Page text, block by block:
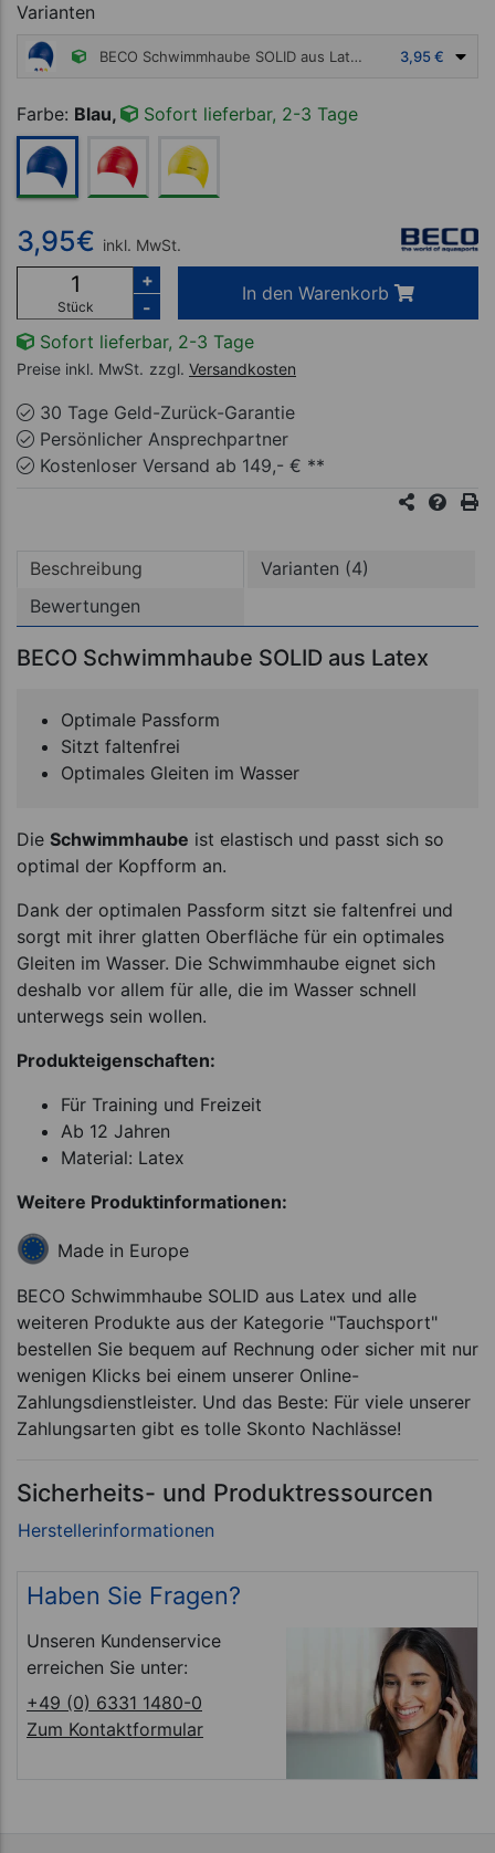
Varianten
BECO Schwimmhaube SOLID aus Latex 3,95 €
Farbe: Blau, Sofort lieferbar, 2-3 Tage
3,95€ inkl. MwSt.
Stück
+
-
In den Warenkorb
Sofort lieferbar, 2-3 Tage
Preise inkl. MwSt. zzgl. Versandkosten
30 Tage Geld-Zurück-Garantie
Persönlicher Ansprechpartner
Kostenloser Versand ab 149,- € **
Beschreibung
Varianten (4)
Bewertungen
BECO Schwimmhaube SOLID aus Latex
Optimale Passform
Sitzt faltenfrei
Optimales Gleiten im Wasser
Die Schwimmhaube ist elastisch und passt sich so
optimal der Kopfform an.
Dank der optimalen Passform sitzt sie faltenfrei und
sorgt mit ihrer glatten Oberfläche für ein optimales
Gleiten im Wasser. Die Schwimmhaube eignet sich
deshalb vor allem für alle, die im Wasser schnell
unterwegs sein wollen.
Produkteigenschaften:
Für Training und Freizeit
Ab 12 Jahren
Material: Latex
Weitere Produktinformationen:
Made in Europe
BECO Schwimmhaube SOLID aus Latex und alle
weiteren Produkte aus der Kategorie "Tauchsport"
bestellen Sie bequem auf Rechnung oder sicher mit nur
wenigen Klicks bei einem unserer Online-
Zahlungsdienstleister. Und das Beste: Für viele unserer
Zahlungsarten gibt es tolle Skonto Nachlässe!
Sicherheits- und Produktressourcen
Haben Sie Fragen?
Unseren Kundenservice
erreichen Sie unter:
+49 (0) 6331 1480-0
Zum Kontaktformular